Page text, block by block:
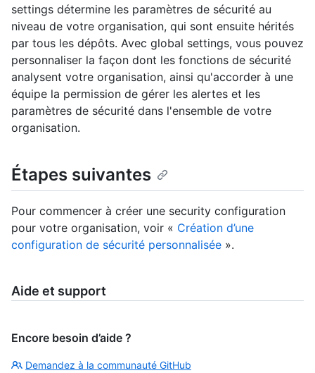
settings détermine les paramètres de sécurité au
niveau de votre organisation, qui sont ensuite hérités
par tous les dépôts. Avec global settings, vous pouvez
personnaliser la façon dont les fonctions de sécurité
analysent votre organisation, ainsi qu'accorder à une
équipe la permission de gérer les alertes et les
paramètres de sécurité dans l'ensemble de votre
organisation.
Étapes suivantes
Pour commencer à créer une security configuration
pour votre organisation, voir « Création d’une
configuration de sécurité personnalisée ».
Aide et support
Encore besoin d’aide ?
Demandez à la communauté GitHub